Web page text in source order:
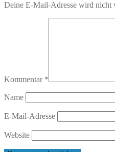
Deine E-Mail-Adresse wird nicht
Kommentar *
Name
E-Mail-Adresse
Website